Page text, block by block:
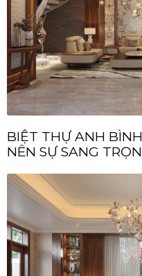
BIỆT THỰ ANH
NÊN SỰ SANG